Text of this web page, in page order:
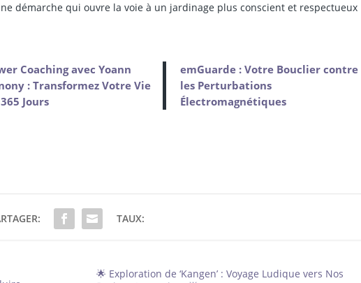
démarche qui ouvre la voie à un jardinage plus conscient et respectueux
Coaching avec Yoann
: Transformez Votre Vie
Jours
emGuarde : Votre Bouclier contre
les Perturbations
Électromagnétiques
TAUX:
🌟 Exploration de ‘Kangen’ : Voyage Ludique vers Nos